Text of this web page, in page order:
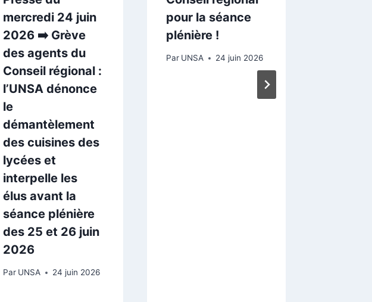
mercredi 24 juin
2026 ➡️ Grève
des agents du
Conseil régional :
l’UNSA dénonce
le
démantèlement
des cuisines des
lycées et
interpelle les
élus avant la
séance plénière
des 25 et 26 juin
2026
Par UNSA 24 juin 2026
pour la séance
plénière !
Par UNSA 24 juin 2026